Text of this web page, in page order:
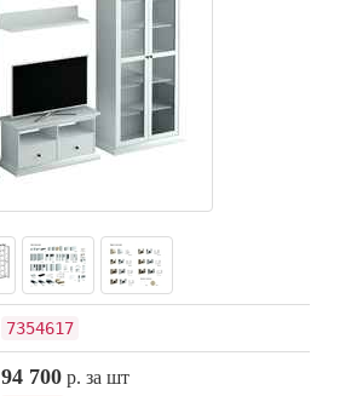
7354617
94 700р. за шт